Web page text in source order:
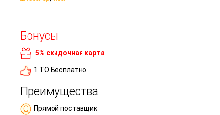
Бонусы
5% скидочная карта
1 ТО Бесплатно
Преимущества
Прямой поставщик